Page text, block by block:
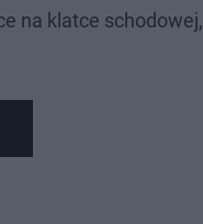
na klatce schodowej,